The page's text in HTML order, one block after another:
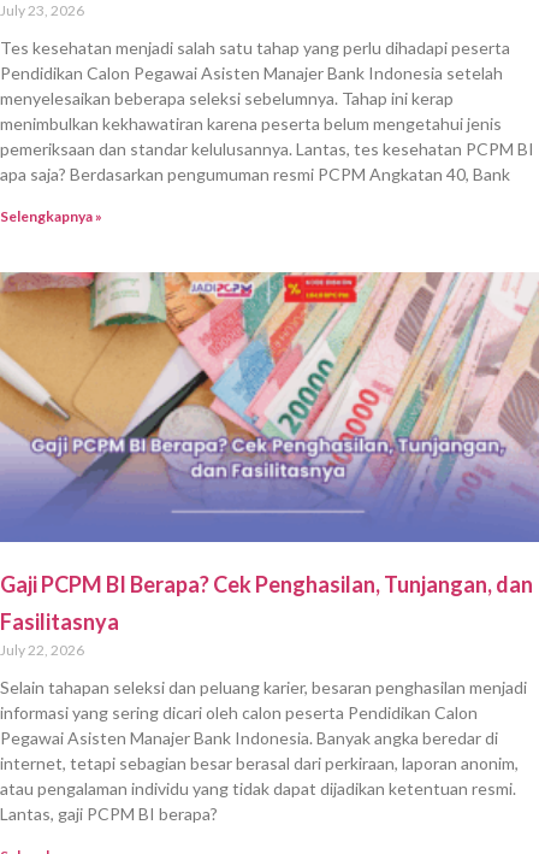
July 23, 2026
Tes kesehatan menjadi salah satu tahap yang perlu dihadapi peserta
Pendidikan Calon Pegawai Asisten Manajer Bank Indonesia setelah
menyelesaikan beberapa seleksi sebelumnya. Tahap ini kerap
menimbulkan kekhawatiran karena peserta belum mengetahui jenis
pemeriksaan dan standar kelulusannya. Lantas, tes kesehatan PCPM BI
apa saja? Berdasarkan pengumuman resmi PCPM Angkatan 40, Bank
Selengkapnya »
Gaji PCPM BI Berapa? Cek Penghasilan, Tunjangan, dan
Fasilitasnya
July 22, 2026
Selain tahapan seleksi dan peluang karier, besaran penghasilan menjadi
informasi yang sering dicari oleh calon peserta Pendidikan Calon
Pegawai Asisten Manajer Bank Indonesia. Banyak angka beredar di
internet, tetapi sebagian besar berasal dari perkiraan, laporan anonim,
atau pengalaman individu yang tidak dapat dijadikan ketentuan resmi.
Lantas, gaji PCPM BI berapa?